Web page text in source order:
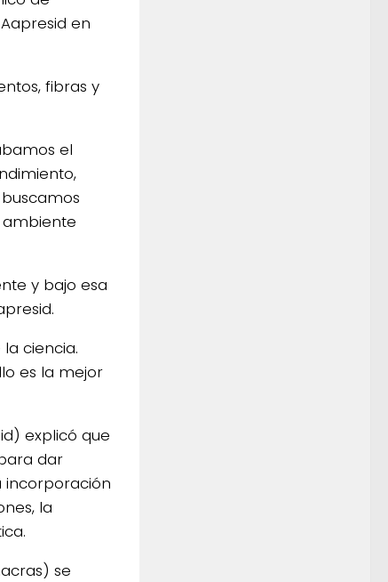
en
fibras y
el
y bajo esa
ciencia.
es la mejor
explicó que
dar
incorporación
la
se